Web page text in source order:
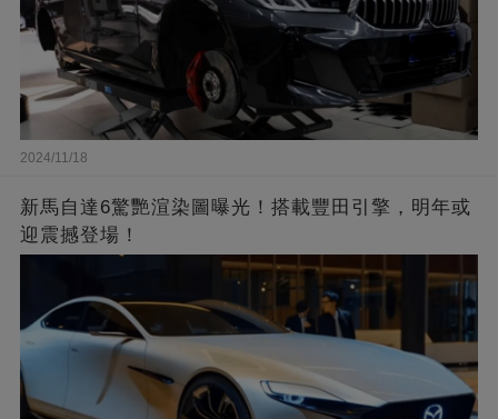
2024/11/18
新馬自達6驚艷渲染圖曝光！搭載豐田引擎，明年或
迎震撼登場！